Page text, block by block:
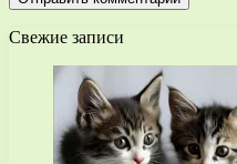
Свежие записи